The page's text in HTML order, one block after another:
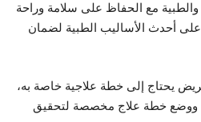
والطبية مع الحفاظ على سلامة وراحة
أحدث الأساليب الطبية لضمان
يحتاج إلى خطة علاجية خاصة به،
ووضع خطة علاج مخصصة لتحقيق